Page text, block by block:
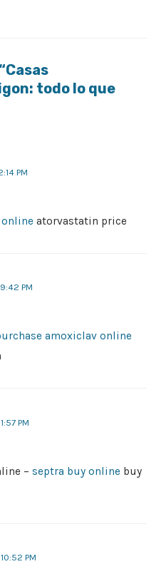
todo lo que
PM
atorvastatin price
PM
amoxiclav online
PM
– septra buy online buy
PM